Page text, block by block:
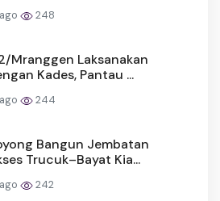
248
Mranggen Laksanakan
Kades, Pantau ...
244
Bangun Jembatan
Trucuk–Bayat Kia...
242